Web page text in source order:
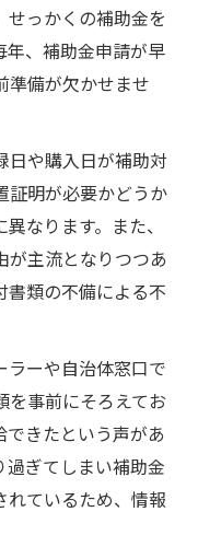
せっかくの補助金を
年、補助金申請が早
準備が欠かせませ
日や購入日が補助対
証明が必要かどうか
なります。また、
が主流となりつつあ
書類の不備による不
ラーや自治体窓口で
を事前にそろえてお
きたという声があ
過ぎてしまい補助金
れているため、情報